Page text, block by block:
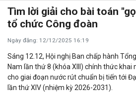
Tìm lời giải cho bài toán
tổ chức Công đoàn
Ngày đăng: 12/12/2025 16:19
Sáng 12.12, Hội nghị Ban chấp hành
Nam lần thứ 8 (khóa XIII) chính thức khai
cho giai đoạn nước rút chuẩn bị tiến tới
lần thứ XIV (nhiệm kỳ 2026-2031).